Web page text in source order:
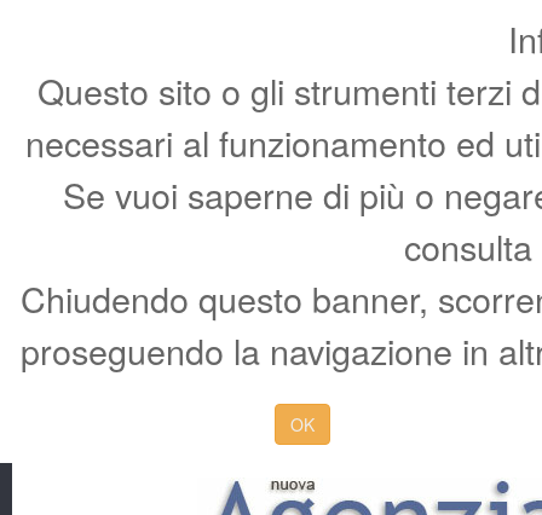
Questo sito o gli strumenti terzi
necessari al funzionamento ed
Se vuoi saperne di più o
Chiudendo questo banner,
proseguendo la navigazione in
OK